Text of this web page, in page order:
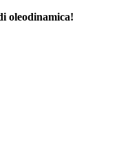
oleodinamica!